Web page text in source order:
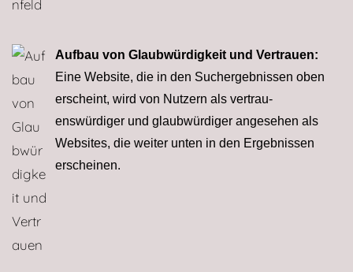
Aufbau von Glaubwürdigkeit und Vertrauen:
Eine Website, die in den Such­ergebnissen oben
erscheint, wird von Nutzern als ver­trau­
enswürdiger und glaub­wür­diger angesehen als
Websites, die weiter unten in den Ergebnissen
erscheinen.